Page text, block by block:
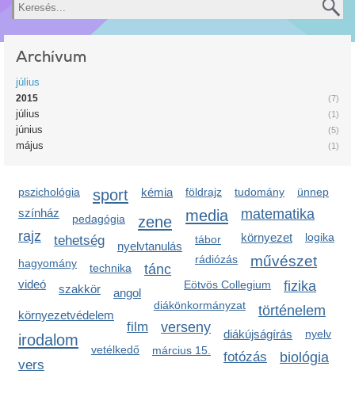
Archívum
július
(7)
2015
(1)
július
(5)
június
(1)
május
pszichológia sport kémia földrajz tudomány
színház media
ünnep
matematika
pedagógia zene
környezet
rajz tehetség logika
nyelvtanulás
rádiózás művészet
hagyomány technika tánc
Eötvös Collegium
videó fizika
szakkör angol
diákönkormányzat történelem
környezetvédelem
film
tábor
verseny diákújságírás
irodalom
vetélkedő március 15. fotózás biológia
vers
nyelv